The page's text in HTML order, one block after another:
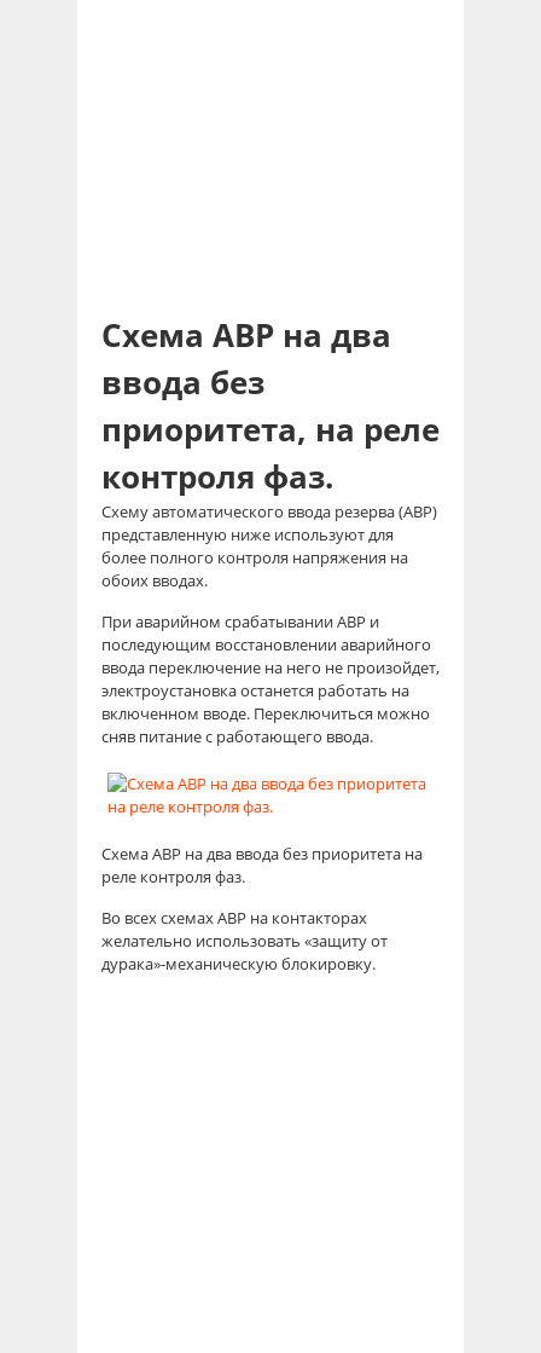
Схема АВР на два
ввода без
приоритета, на реле
контроля фаз.
Схему автоматического ввода резерва (АВР)
представленную ниже используют для
более полного контроля напряжения на
обоих вводах.
При аварийном срабатывании АВР и
последующим восстановлении аварийного
ввода переключение на него не произойдет,
электроустановка останется работать на
включенном вводе. Переключиться можно
сняв питание с работающего ввода.
Схема АВР на два ввода без приоритета на
реле контроля фаз.
Во всех схемах АВР на контакторах
желательно использовать «защиту от
дурака»-механическую блокировку.